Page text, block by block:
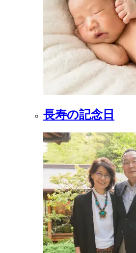
長寿の記念日